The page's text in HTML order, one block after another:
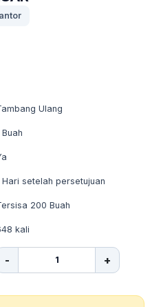
Ulang
Buah
Hari setelah persetujuan
200 Buah
kali
- +